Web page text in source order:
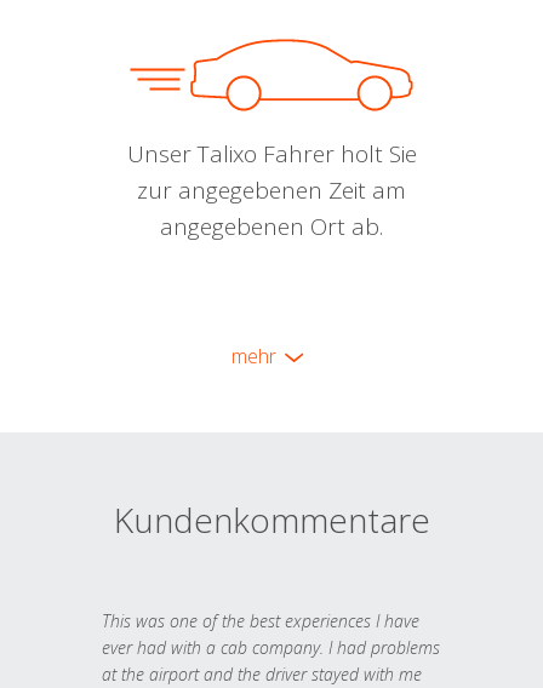
Unser Talixo Fahrer holt Sie
zur angegebenen Zeit am
angegebenen Ort ab.
mehr
Kundenkommentare
This was one of the best experiences I have
ever had with a cab company. I had problems
at the airport and the driver stayed with me